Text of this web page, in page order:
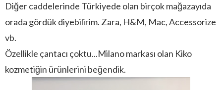
Diğer caddelerinde Türkiyede olan birçok mağazayıda
orada gördük diyebilirim. Zara, H&M, Mac, Accessorize
vb.
Özellikle çantacı çoktu...Milano markası olan Kiko
kozmetiğin ürünlerini beğendik.